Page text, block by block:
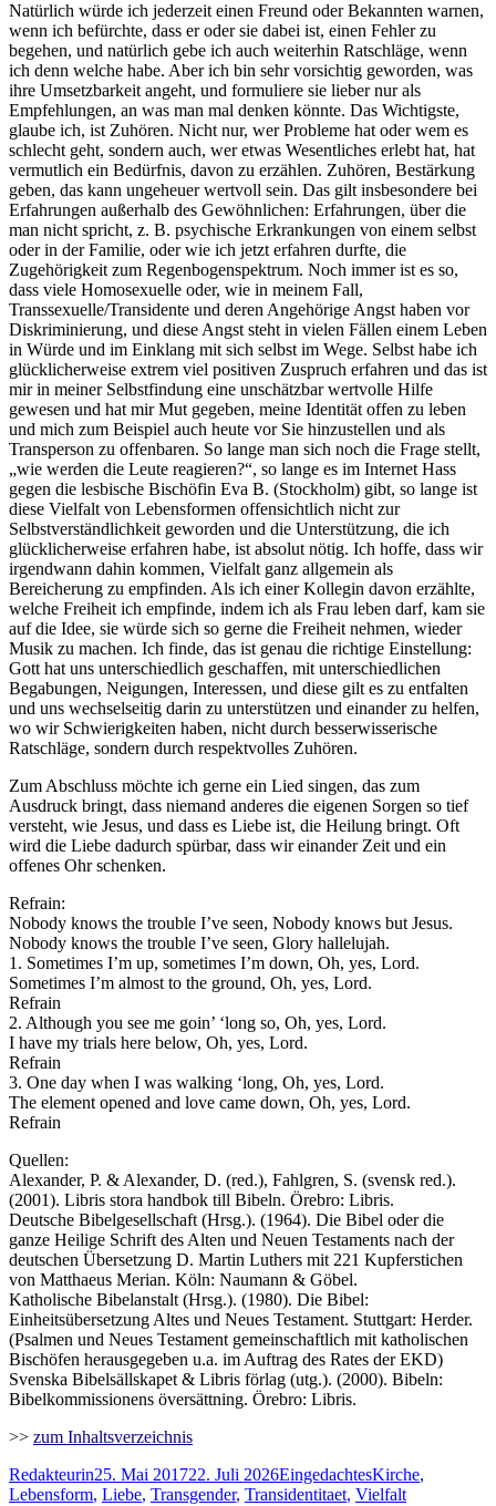
Natürlich würde ich jederzeit einen Freund oder Bekannten warnen,
wenn ich befürchte, dass er oder sie dabei ist, einen Fehler zu
begehen, und natürlich gebe ich auch weiterhin Ratschläge, wenn
ich denn welche habe. Aber ich bin sehr vorsichtig geworden, was
ihre Umsetzbarkeit angeht, und formuliere sie lieber nur als
Empfehlungen, an was man mal denken könnte. Das Wichtigste,
glaube ich, ist Zuhören. Nicht nur, wer Probleme hat oder wem es
schlecht geht, sondern auch, wer etwas Wesentliches erlebt hat, hat
vermutlich ein Bedürfnis, davon zu erzählen. Zuhören, Bestärkung
geben, das kann ungeheuer wertvoll sein. Das gilt insbesondere bei
Erfahrungen außerhalb des Gewöhnlichen: Erfahrungen, über die
man nicht spricht, z. B. psychische Erkrankungen von einem selbst
oder in der Familie, oder wie ich jetzt erfahren durfte, die
Zugehörigkeit zum Regenbogenspektrum. Noch immer ist es so,
dass viele Homosexuelle oder, wie in meinem Fall,
Transsexuelle/Transidente und deren Angehörige Angst haben vor
Diskriminierung, und diese Angst steht in vielen Fällen einem Leben
in Würde und im Einklang mit sich selbst im Wege. Selbst habe ich
glücklicherweise extrem viel positiven Zuspruch erfahren und das ist
mir in meiner Selbstfindung eine unschätzbar wertvolle Hilfe
gewesen und hat mir Mut gegeben, meine Identität offen zu leben
und mich zum Beispiel auch heute vor Sie hinzustellen und als
Transperson zu offenbaren. So lange man sich noch die Frage stellt,
„wie werden die Leute reagieren?“, so lange es im Internet Hass
gegen die lesbische Bischöfin Eva B. (Stockholm) gibt, so lange ist
diese Vielfalt von Lebensformen offensichtlich nicht zur
Selbstverständlichkeit geworden und die Unterstützung, die ich
glücklicherweise erfahren habe, ist absolut nötig. Ich hoffe, dass wir
irgendwann dahin kommen, Vielfalt ganz allgemein als
Bereicherung zu empfinden. Als ich einer Kollegin davon erzählte,
welche Freiheit ich empfinde, indem ich als Frau leben darf, kam sie
auf die Idee, sie würde sich so gerne die Freiheit nehmen, wieder
Musik zu machen. Ich finde, das ist genau die richtige Einstellung:
Gott hat uns unterschiedlich geschaffen, mit unterschiedlichen
Begabungen, Neigungen, Interessen, und diese gilt es zu entfalten
und uns wechselseitig darin zu unterstützen und einander zu helfen,
wo wir Schwierigkeiten haben, nicht durch besserwisserische
Ratschläge, sondern durch respektvolles Zuhören.
Zum Abschluss möchte ich gerne ein Lied singen, das zum
Ausdruck bringt, dass niemand anderes die eigenen Sorgen so tief
versteht, wie Jesus, und dass es Liebe ist, die Heilung bringt. Oft
wird die Liebe dadurch spürbar, dass wir einander Zeit und ein
offenes Ohr schenken.
Refrain:
Nobody knows the trouble I’ve seen, Nobody knows but Jesus.
Nobody knows the trouble I’ve seen, Glory hallelujah.
1. Sometimes I’m up, sometimes I’m down, Oh, yes, Lord.
Sometimes I’m almost to the ground, Oh, yes, Lord.
Refrain
2. Although you see me goin’ ‘long so, Oh, yes, Lord.
I have my trials here below, Oh, yes, Lord.
Refrain
3. One day when I was walking ‘long, Oh, yes, Lord.
The element opened and love came down, Oh, yes, Lord.
Refrain
Quellen:
Alexander, P. & Alexander, D. (red.), Fahlgren, S. (svensk red.).
(2001). Libris stora handbok till Bibeln. Örebro: Libris.
Deutsche Bibelgesellschaft (Hrsg.). (1964). Die Bibel oder die
ganze Heilige Schrift des Alten und Neuen Testaments nach der
deutschen Übersetzung D. Martin Luthers mit 221 Kupferstichen
von Matthaeus Merian. Köln: Naumann & Göbel.
Katholische Bibelanstalt (Hrsg.). (1980). Die Bibel:
Einheitsübersetzung Altes und Neues Testament. Stuttgart: Herder.
(Psalmen und Neues Testament gemeinschaftlich mit katholischen
Bischöfen herausgegeben u.a. im Auftrag des Rates der EKD)
Svenska Bibelsällskapet & Libris förlag (utg.). (2000). Bibeln:
Bibelkommissionens översättning. Örebro: Libris.
>> zum Inhaltsverzeichnis
Autor
RedakteurinVeröffentlicht
am
25. Mai 201722. Juli 2026Kategorien
EingedachtesSchlagwörter
Kirche,
Lebensform, Liebe, Transgender, Transidentitaet, Vielfalt